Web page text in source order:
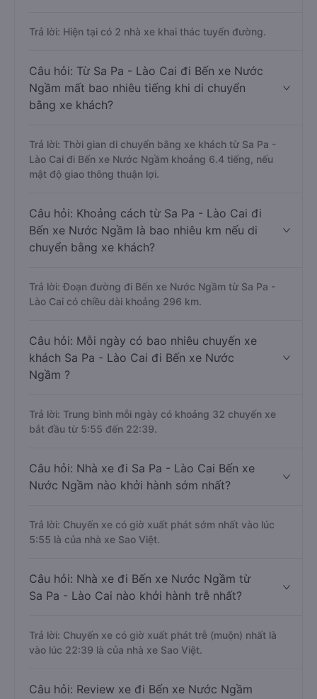
Trả lời: Hiện tại có 2 nhà xe khai thác tuyến đường.
Câu hỏi: Từ Sa Pa - Lào Cai đi Bến xe Nước
Ngầm mất bao nhiêu tiếng khi di chuyển
bằng xe khách?
Trả lời: Thời gian di chuyển bằng xe khách từ Sa Pa -
Lào Cai đi Bến xe Nước Ngầm khoảng 6.4 tiếng, nếu
mật độ giao thông thuận lợi.
Câu hỏi: Khoảng cách từ Sa Pa - Lào Cai đi
Bến xe Nước Ngầm là bao nhiêu km nếu di
chuyển bằng xe khách?
Trả lời: Đoạn đường đi Bến xe Nước Ngầm từ Sa Pa -
Lào Cai có chiều dài khoảng 296 km.
Câu hỏi: Mỗi ngày có bao nhiêu chuyến xe
khách Sa Pa - Lào Cai đi Bến xe Nước
Ngầm ?
Trả lời: Trung bình mỗi ngày có khoảng 32 chuyến xe
bắt đầu từ 5:55 đến 22:39.
Câu hỏi: Nhà xe đi Sa Pa - Lào Cai Bến xe
Nước Ngầm nào khởi hành sớm nhất?
Trả lời: Chuyến xe có giờ xuất phát sớm nhất vào lúc
5:55 là của nhà xe Sao Việt.
Câu hỏi: Nhà xe đi Bến xe Nước Ngầm từ
Sa Pa - Lào Cai nào khởi hành trễ nhất?
Trả lời: Chuyến xe có giờ xuất phát trễ (muộn) nhất là
vào lúc 22:39 là của nhà xe Sao Việt.
Câu hỏi: Review xe đi Bến xe Nước Ngầm